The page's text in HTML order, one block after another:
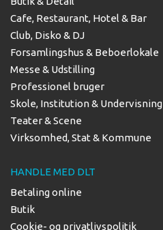
Cafe, Restaurant, Hotel & Bar
Club, Disko & DJ
Forsamlingshus & Beboerlokale
Messe & Udstilling
Professionel bruger
Skole, Institution & Undervisning
Teater & Scene
Virksomhed, Stat & Kommune
HANDLE MED DLT
Betaling online
Butik
Cookie- og privatlivspolitik